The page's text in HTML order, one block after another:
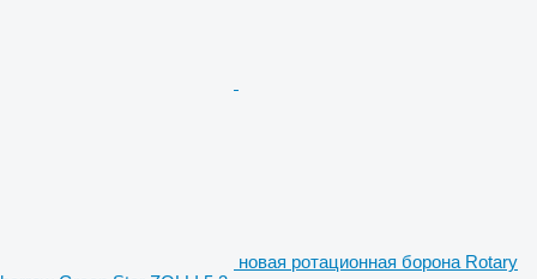
новая ротационная борона Rotary